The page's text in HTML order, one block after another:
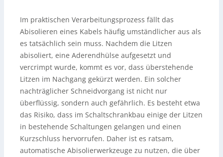
Im praktischen Verarbeitungsprozess fällt das
Abisolieren eines Kabels häufig umständlicher aus als
es tatsächlich sein muss. Nachdem die Litzen
abisoliert, eine Aderendhülse aufgesetzt und
vercrimpt wurde, kommt es vor, dass überstehende
Litzen im Nachgang gekürzt werden. Ein solcher
nachträglicher Schneidvorgang ist nicht nur
überflüssig, sondern auch gefährlich. Es besteht etwa
das Risiko, dass im Schaltschrankbau einige der Litzen
in bestehende Schaltungen gelangen und einen
Kurzschluss hervorrufen. Daher ist es ratsam,
automatische Abisolierwerkzeuge zu nutzen, die über